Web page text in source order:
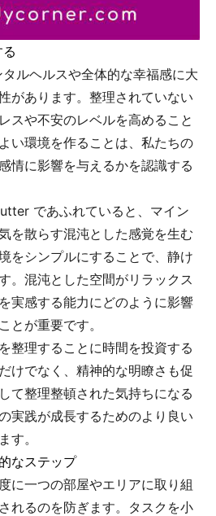
ルヘルスや全体的な幸福感に大
があります。整理されていない
スや不安のレベルを高めること
い環境を作ることは、私たちの
情に影響を与えるかを認識する
であふれていると、マイン
を散らす混沌とした感覚を生む
をシンプルにすることで、静け
。混沌とした空間がリラックス
実感する能力にどのように影響
とが重要です。
整理することに時間を投資する
けでなく、精神的な明瞭さも促
て整理整頓された気持ちになる
実践が成長するためのより良い
す。
なステップ
に一つの部屋やエリアに取り組
れるのを防ぎます。タスクを小